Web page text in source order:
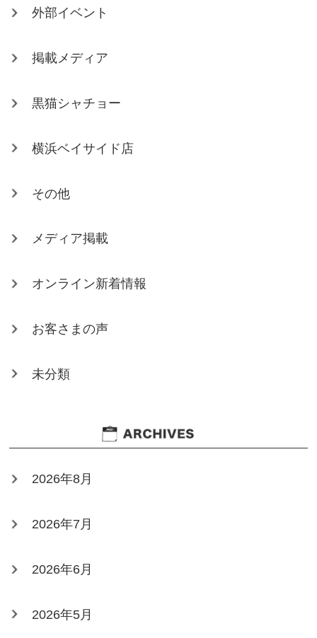
外部イベント
掲載メディア
黒猫シャチョー
横浜ベイサイド店
その他
メディア掲載
オンライン新着情報
お客さまの声
未分類
2026年8月
2026年7月
2026年6月
2026年5月